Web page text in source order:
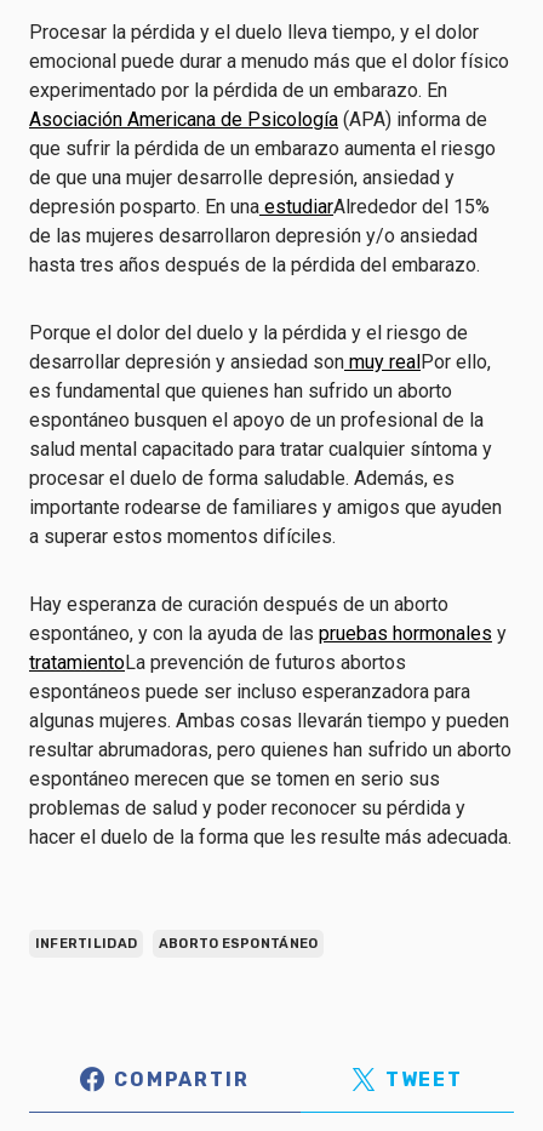
Procesar la pérdida y el duelo lleva tiempo, y el dolor
emocional puede durar a menudo más que el dolor físico
experimentado por la pérdida de un embarazo. En
Asociación Americana de Psicología (APA) informa de
que sufrir la pérdida de un embarazo aumenta el riesgo
de que una mujer desarrolle depresión, ansiedad y
depresión posparto. En una estudiarAlrededor del 15%
de las mujeres desarrollaron depresión y/o ansiedad
hasta tres años después de la pérdida del embarazo.
Porque el dolor del duelo y la pérdida y el riesgo de
desarrollar depresión y ansiedad son muy realPor ello,
es fundamental que quienes han sufrido un aborto
espontáneo busquen el apoyo de un profesional de la
salud mental capacitado para tratar cualquier síntoma y
procesar el duelo de forma saludable. Además, es
importante rodearse de familiares y amigos que ayuden
a superar estos momentos difíciles.
Hay esperanza de curación después de un aborto
espontáneo, y con la ayuda de las pruebas hormonales y
tratamientoLa prevención de futuros abortos
espontáneos puede ser incluso esperanzadora para
algunas mujeres. Ambas cosas llevarán tiempo y pueden
resultar abrumadoras, pero quienes han sufrido un aborto
espontáneo merecen que se tomen en serio sus
problemas de salud y poder reconocer su pérdida y
hacer el duelo de la forma que les resulte más adecuada.
INFERTILIDAD ABORTO ESPONTÁNEO
COMPARTIR TWEET